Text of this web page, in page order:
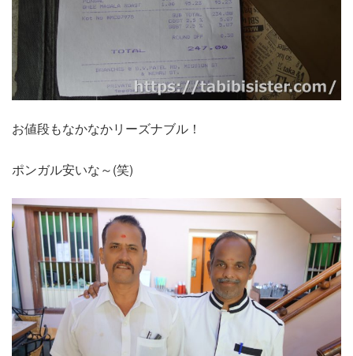
お値段もなかなかリーズナブル！
ポンガル安いな～(笑)